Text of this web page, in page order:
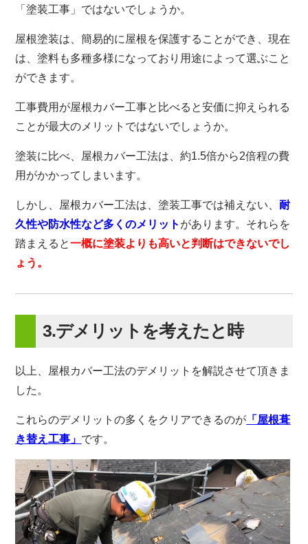
「塗装工事」ではないでしょうか。
屋根塗装は、簡易的に屋根を保護することができ、現在
は、塗料も多種多様になっており用途によって選ぶこと
ができます。
工事費用が屋根カバー工事と比べると安価に抑えられる
ことが最大のメリットではないでしょうか。
塗装に比べ、屋根カバー工法は、約1.5倍から2倍程の費
用がかかってしまいます。
しかし、屋根カバー工法は、塗装工事では補えない、耐
久性や防水性など多くのメリット があります。それらを
踏まえると一概に塗装よりも高いと判断はできないでし
ょう。
3.デメリットを考えたと時
以上、屋根カバー工法のデメリットを解説させて頂きま
した。
これらのデメリットの多くをクリアできるのが 「屋根葺
き替え工事」 です。